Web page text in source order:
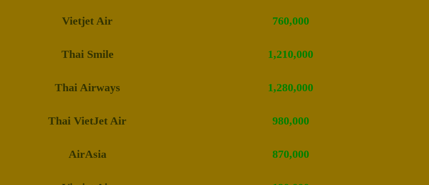
Vietjet Air 760,000
Thai Smile 1,210,000
Thai Airways 1,280,000
Thai VietJet Air 980,000
AirAsia 870,000